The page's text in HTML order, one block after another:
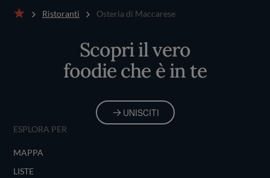
Ristoranti Osteria di Maccarese
Scopri il vero
foodie che è in te
UNISCITI
ESPLORA PER
MAPPA
LISTE